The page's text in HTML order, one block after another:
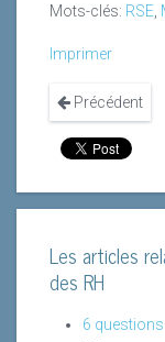
Mots-clés: RSE
Imprimer
Précédent
Les articles
des RH
6